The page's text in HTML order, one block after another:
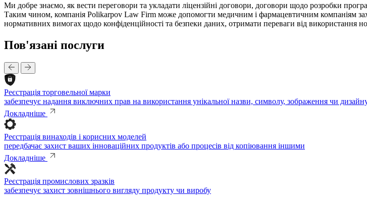
Ми добре знаємо, як вести переговори та укладати ліцензійні договори, договори щодо розробки
Таким чином, компанія Polikarpov Law Firm може допомогти медичним і фармацевтичним компаніям
нормативних вимогах щодо конфіденційності та безпеки даних, отримати переваги від використання
Пов'язані послуги
Реєстрація торговельної марки
забезпечує надання виключних прав на використання унікальної назви, символу, зображення чи дизайну
Докладніше
Реєстрація винаходів і корисних моделей
передбачає захист ваших інноваційних продуктів або процесів від копіювання іншими
Докладніше
Реєстрація промислових зразків
забезпечує захист зовнішнього вигляду продукту чи виробу